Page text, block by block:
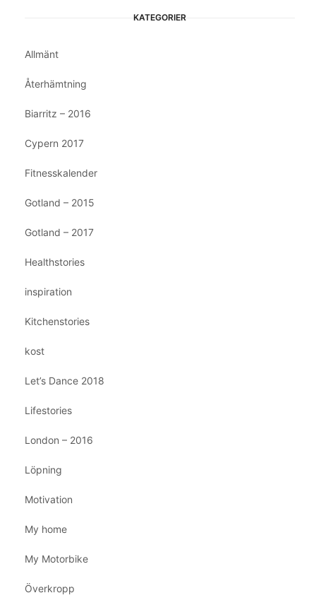
KATEGORIER
Allmänt
Återhämtning
Biarritz – 2016
Cypern 2017
Fitnesskalender
Gotland – 2015
Gotland – 2017
Healthstories
inspiration
Kitchenstories
kost
Let’s Dance 2018
Lifestories
London – 2016
Löpning
Motivation
My home
My Motorbike
Överkropp